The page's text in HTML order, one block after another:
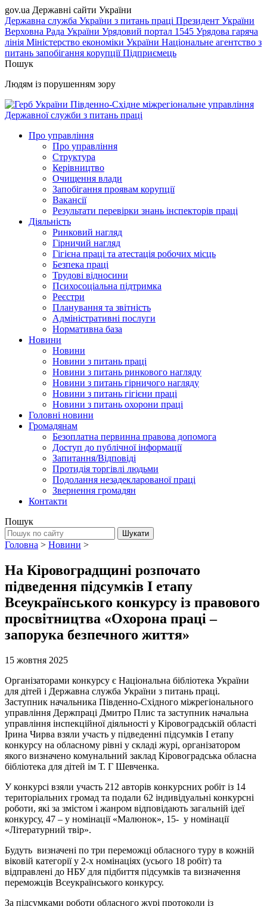
gov.ua Державні сайти України
Державна служба України з питань праці Президент України
Верховна Рада України Урядовий портал 1545 Урядова гаряча
лінія Міністерство економіки України Національне агентство з
питань запобігання корупціїПідприємець
Пошук
Людям із порушенням зору
Південно-Східне міжрегіональне управління
Державної служби з питань праці
Про управління
Про управління
Структура
Керівництво
Очищення влади
Запобігання проявам корупції
Вакансії
Результати перевірки знань інспекторів праці
Діяльність
Ринковий нагляд
Гірничий нагляд
Гігієна праці та атестація робочих місць
Безпека праці
Трудові відносини
Психосоціальна підтримка
Реєстри
Планування та звітність
Адміністративні послуги
Нормативна база
Новини
Новини
Новини з питань праці
Новини з питань ринкового нагляду
Новини з питань гірничого нагляду
Новини з питань гігієни праці
Новини з питань охорони праці
Головні новини
Громадянам
Безоплатна первинна правова допомога
Доступ до публічної інформації
Запитання/Відповіді
Протидія торгівлі людьми
Подолання незадекларованої праці
Звернення громадян
Контакти
Пошук
Головна > Новини >
На Кіровоградщині розпочато
підведення підсумків І етапу
Всеукраїнського конкурсу із правового
просвітництва «Охорона праці –
запорука безпечного життя»
15 жовтня 2025
Організаторами конкурсу є Національна бібліотека України
для дітей і Державна служба України з питань праці.
Заступник начальника Південно-Східного міжрегіонального
управління Держпраці Дмитро Плис та заступник начальна
управління інспекційної діяльності у Кіровоградській області
Ірина Чирва взяли участь у підведенні підсумків І етапу
конкурсу на обласному рівні у складі журі, організатором
якого визначено комунальний заклад Кіровоградська обласна
бібліотека для дітей ім Т. Г Шевченка.
У конкурсі взяли участь 212 авторів конкурсних робіт із 14
територіальних громад та подали 62 індивідуальні конкурсні
роботи, які за змістом і жанром відповідають загальній ідеї
конкурсу, 47 – у номінації «Малюнок», 15- у номінації
«Літературний твір».
Будуть визначені по три переможці обласного туру в кожній
віковій категорії у 2-х номінаціях (усього 18 робіт) та
відправлені до НБУ для підбиття підсумків та визначення
переможців Всеукраїнського конкурсу.
За підсумками роботи обласного журі протоколи із